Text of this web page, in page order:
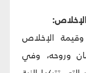
الإخلاص
وروحه، وفي